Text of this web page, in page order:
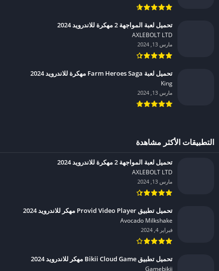
تحميل لعبة المواجهة 2 مهكرة للاندرويد 2024
AXLEBOLT LTD‏
مارس 13, 2024
تحميل لعبة Farm Heroes Saga مهكرة للاندرويد 2024
King‏
مارس 13, 2024
التطبيقات الأكثر مشاهدة
تحميل لعبة المواجهة 2 مهكرة للاندرويد 2024
AXLEBOLT LTD‏
مارس 13, 2024
تحميل تطبيق Provid Video Player مهكر للاندرويد 2024
Avocado Milkshake‏
فبراير 4, 2024
تحميل تطبيق Bikii Cloud Game مهكر للاندرويد 2024
Gamebikii‏